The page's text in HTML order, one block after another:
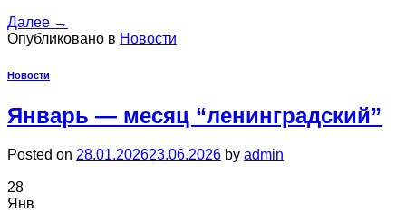
Далее →
Опубликовано в Новости
Новости
Январь — месяц “ленинградский”
Posted on 28.01.202623.06.2026 by admin
28
Янв